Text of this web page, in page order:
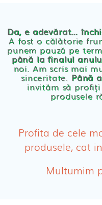
Servetele umede
Cosmetice BEBE
Olita Bio Naty
Absorbante Post-Natale
Absorbante
Da, e adevărat…
A fost o călătorie
punem pauză pe
până la finalul
noi. Am scris mai
sinceritate. Până
invităm să
produsele
Profita de cele
produsele, cat
Multumim